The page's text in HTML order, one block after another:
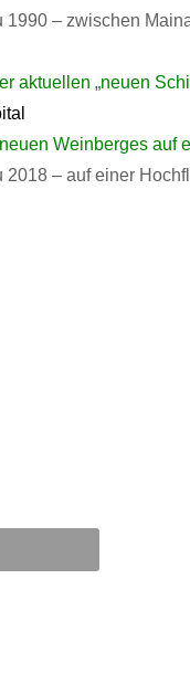
1990 – zwischen
aktuellen „neuen
Weinberges auf
2018 – auf einer